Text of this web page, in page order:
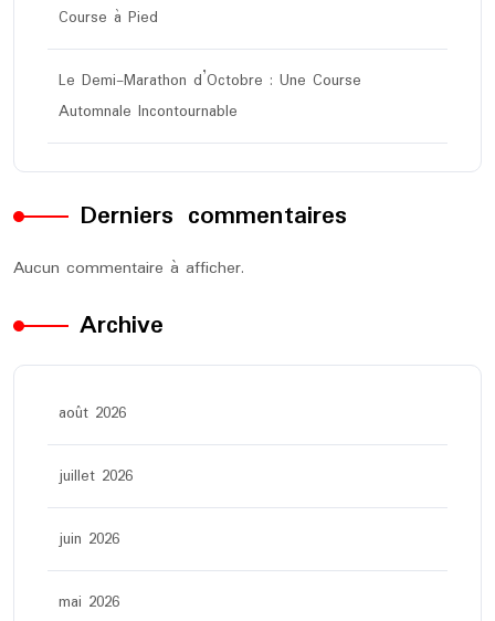
Course à Pied
Le Demi-Marathon d’Octobre : Une Course
Automnale Incontournable
Derniers commentaires
Aucun commentaire à afficher.
Archive
août 2026
juillet 2026
juin 2026
mai 2026